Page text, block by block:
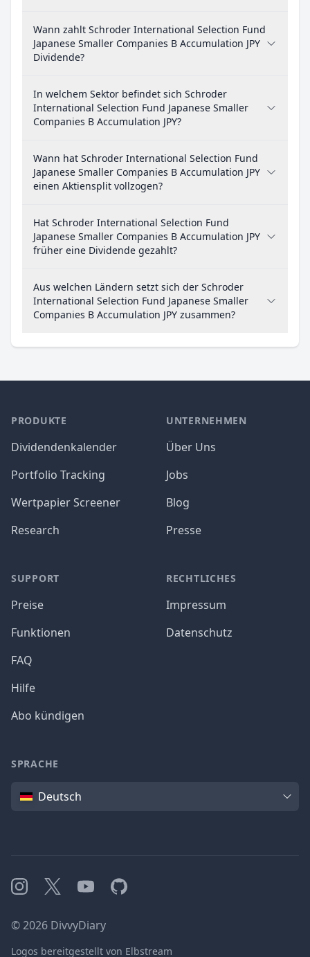
Wann zahlt Schroder International Selection Fund
Japanese Smaller Companies B Accumulation JPY
Dividende?
In welchem Sektor befindet sich Schroder
International Selection Fund Japanese Smaller
Companies B Accumulation JPY?
Wann hat Schroder International Selection Fund
Japanese Smaller Companies B Accumulation JPY
einen Aktiensplit vollzogen?
Hat Schroder International Selection Fund
Japanese Smaller Companies B Accumulation JPY
früher eine Dividende gezahlt?
Aus welchen Ländern setzt sich der Schroder
International Selection Fund Japanese Smaller
Companies B Accumulation JPY zusammen?
PRODUKTE
Dividendenkalender
Portfolio Tracking
Wertpapier Screener
Research
SUPPORT
Preise
Funktionen
FAQ
Hilfe
Abo kündigen
UNTERNEHMEN
Über Uns
Jobs
Blog
Presse
RECHTLICHES
Impressum
Datenschutz
SPRACHE
SpracheDeutsch
Instagram
X YouTubeGitHub
©2026 DivvyDiary
Logos bereitgestellt von Elbstream